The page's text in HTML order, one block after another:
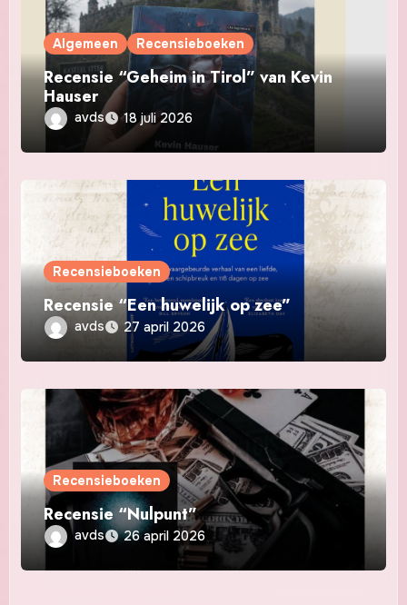
Algemeen Recensieboeken
Recensie “Geheim in Tirol” van Kevin
Hauser
avds 18 juli 2026
Recensieboeken
Recensie “Een huwelijk op zee”
avds 27 april 2026
Recensieboeken
Recensie “Nulpunt”
avds 26 april 2026